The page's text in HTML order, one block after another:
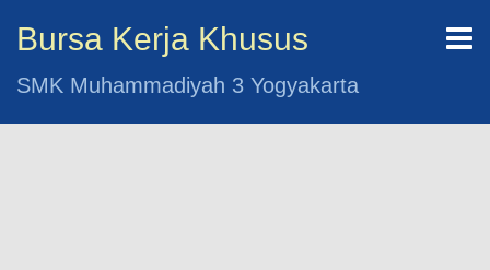
Bursa Kerja Khusus
SMK Muhammadiyah 3 Yogyakarta